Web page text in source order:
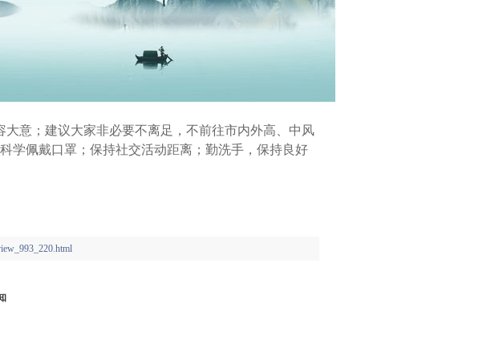
意；建议大家非必要不离足，不前往市内外高、中风
学佩戴口罩；保持社交活动距离；勤洗手，保持良好